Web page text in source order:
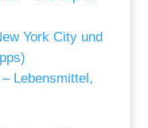
York City und
Lebensmittel,